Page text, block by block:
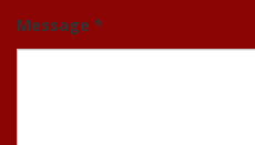
Message *